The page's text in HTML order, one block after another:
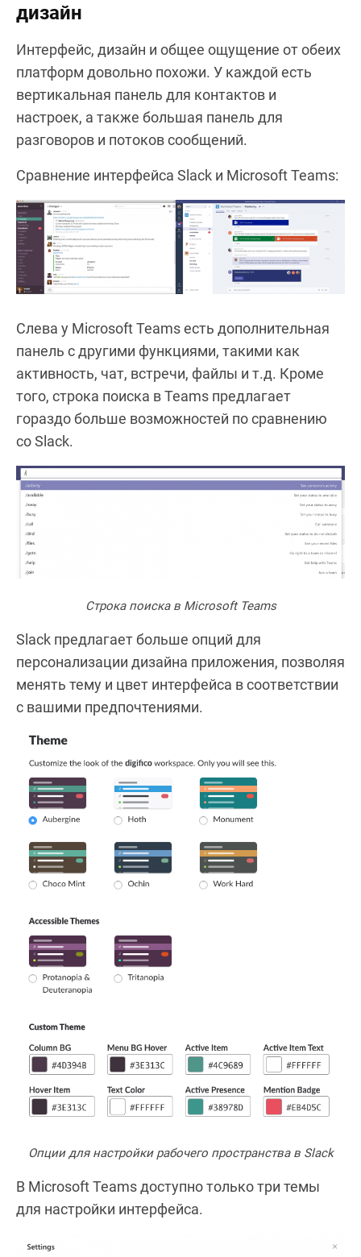
дизайн
Интерфейс, дизайн и общее ощущение от обеих
платформ довольно похожи. У каждой есть
вертикальная панель для контактов и
настроек, а также большая панель для
разговоров и потоков сообщений.
Сравнение интерфейса Slack и Microsoft Teams:
Слева у Microsoft Teams есть дополнительная
панель с другими функциями, такими как
активность, чат, встречи, файлы и т.д. Кроме
того, строка поиска в Teams предлагает
гораздо больше возможностей по сравнению
со Slack.
Строка поиска в Microsoft Teams
Slack предлагает больше опций для
персонализации дизайна приложения, позволяя
менять тему и цвет интерфейса в соответствии
с вашими предпочтениями.
Опции для настройки рабочего пространства в Slack
В Microsoft Teams доступно только три темы
для настройки интерфейса.